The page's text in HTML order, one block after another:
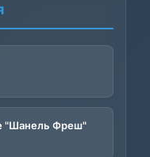
"Шанель Фреш"